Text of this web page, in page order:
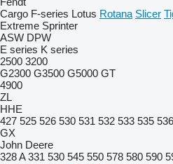
Cargo F-series Lotus Rotana Slicer
Extreme Sprinter
ASW DPW
E series K series
2500 3200
G2300 G3500 G5000 GT
4900
ZL
HHE
427 525 526 530 531 532 533 535 536
GX
John Deere
328 A 331 530 545 550 578 580 590